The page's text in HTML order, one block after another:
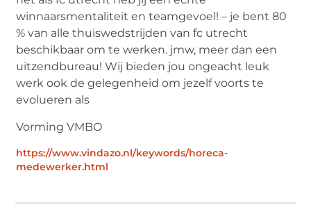
winnaarsmentaliteit en teamgevoel! – je bent 80
% van alle thuiswedstrijden van fc utrecht
beschikbaar om te werken. jmw, meer dan een
uitzendbureau! Wij bieden jou ongeacht leuk
werk ook de gelegenheid om jezelf voorts te
evolueren als
Vorming VMBO
https://www.vindazo.nl/keywords/horeca-
medewerker.html